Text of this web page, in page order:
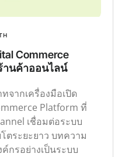
Commerce
านค้าออนไลน์
จากเครื่องมือเปิด
Platform ที่
เชื่อมต่อระบบ
ตระยะยาว บทความ
กรอย่างเป็นระบบ